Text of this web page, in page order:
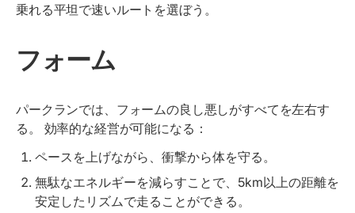
乗れる平坦で速いルートを選ぼう。
フォーム
パークランでは、フォームの良し悪しがすべてを左右す
る。 効率的な経営が可能になる：
ペースを上げながら、衝撃から体を守る。
無駄なエネルギーを減らすことで、5km以上の距離を
安定したリズムで走ることができる。